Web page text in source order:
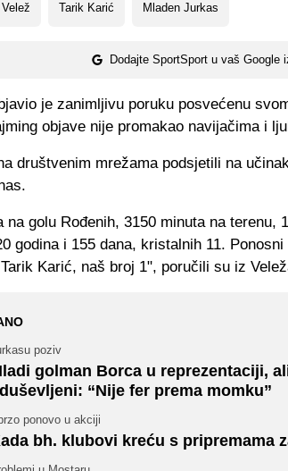
Tarik Karić Mladen Jurkas
Dodajte SportSport u vaš Google
je zanimljivu poruku posvećenu
objave nije promakao navijačima i
društvenim mrežama podsjetili na
na golu Rođenih, 3150 minuta na terenu,
godina i 155 dana, kristalnih 11.
Karić, naš broj 1", poručili su iz
poziv
golman Borca u reprezentaciji,
“Nije fer prema momku”
ponovo u akciji
bh. klubovi kreću s pripremama